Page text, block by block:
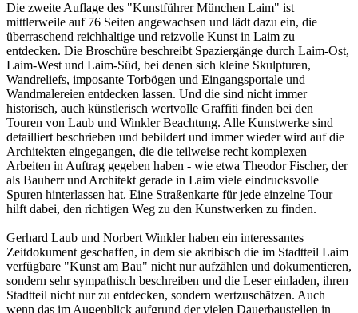
Die zweite Auflage des "Kunstführer München Laim" ist
mittlerweile auf 76 Seiten angewachsen und lädt dazu ein, die
überraschend reichhaltige und reizvolle Kunst in Laim zu
entdecken. Die Broschüre beschreibt Spaziergänge durch Laim-Ost,
Laim-West und Laim-Süd, bei denen sich kleine Skulpturen,
Wandreliefs, imposante Torbögen und Eingangsportale und
Wandmalereien entdecken lassen. Und die sind nicht immer
historisch, auch künstlerisch wertvolle Graffiti finden bei den
Touren von Laub und Winkler Beachtung. Alle Kunstwerke sind
detailliert beschrieben und bebildert und immer wieder wird auf die
Architekten eingegangen, die die teilweise recht komplexen
Arbeiten in Auftrag gegeben haben - wie etwa Theodor Fischer, der
als Bauherr und Architekt gerade in Laim viele eindrucksvolle
Spuren hinterlassen hat. Eine Straßenkarte für jede einzelne Tour
hilft dabei, den richtigen Weg zu den Kunstwerken zu finden.
Gerhard Laub und Norbert Winkler haben ein interessantes
Zeitdokument geschaffen, in dem sie akribisch die im Stadtteil Laim
verfügbare "Kunst am Bau" nicht nur aufzählen und dokumentieren,
sondern sehr sympathisch beschreiben und die Leser einladen, ihren
Stadtteil nicht nur zu entdecken, sondern wertzuschätzen. Auch
wenn das im Augenblick aufgrund der vielen Dauerbaustellen in